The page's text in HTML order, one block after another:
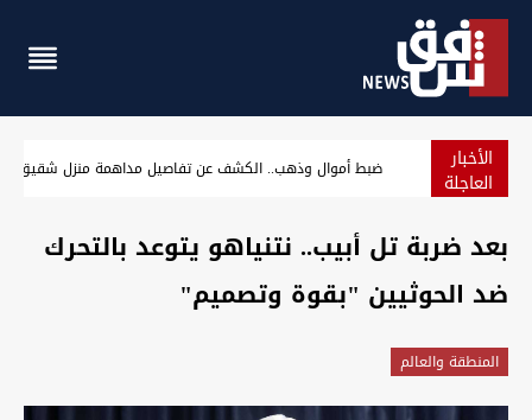
الأخبار
العاجلة ضبط أموال وذهب.. الكشف عن تفاصيل مداهمة منزل شقيق
بعد ضربة تل أبيب.. نتنياهو يتوعد بالتحرك
ضد الحوثيين "بقوة وتصميم"
المنطقة والعالم